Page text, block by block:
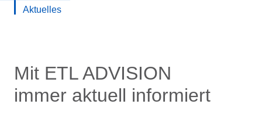
Aktuelles
Mit ETL ADVISION
immer aktuell informiert